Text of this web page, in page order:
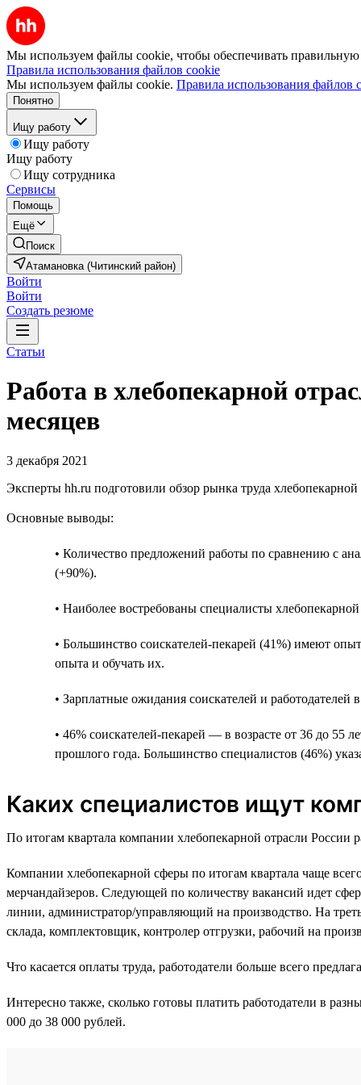
Мы используем файлы cookie, чтобы обеспечивать правильную
Правила использования файлов cookie
Мы используем файлы cookie. Правила использования файлов
Понятно
Ищу работу
Ищу работу
Ищу работу
Ищу сотрудника
Сервисы
Помощь
Ещё
Поиск
Атамановка (Читинский район)
Войти
Войти
Создать резюме
Статьи
Работа в хлебопекарной
месяцев
3 декабря 2021
Эксперты hh.ru подготовили обзор рынка труда
Основные выводы:
• Количество предложений работы по сравнению с
(+90%).
• Наиболее востребованы специалисты
• Большинство соискателей-пекарей (41%) имеют
опыта и обучать их.
• Зарплатные ожидания соискателей и работодателей
• 46% соискателей-пекарей — в возрасте от 36 до
прошлого года. Большинство специалистов (46%)
Каких специалистов ищут
По итогам квартала компании хлебопекарной отрасли
Компании хлебопекарной сферы по итогам квартала чаще
мерчандайзеров. Следующей по количеству вакансий идет
линии, администратор/управляющий на производство. На
склада, комплектовщик, контролер отгрузки, рабочий на
Что касается оплаты труда, работодатели больше всего
Интересно также, сколько готовы платить работодатели в
000 до 38 000 рублей.